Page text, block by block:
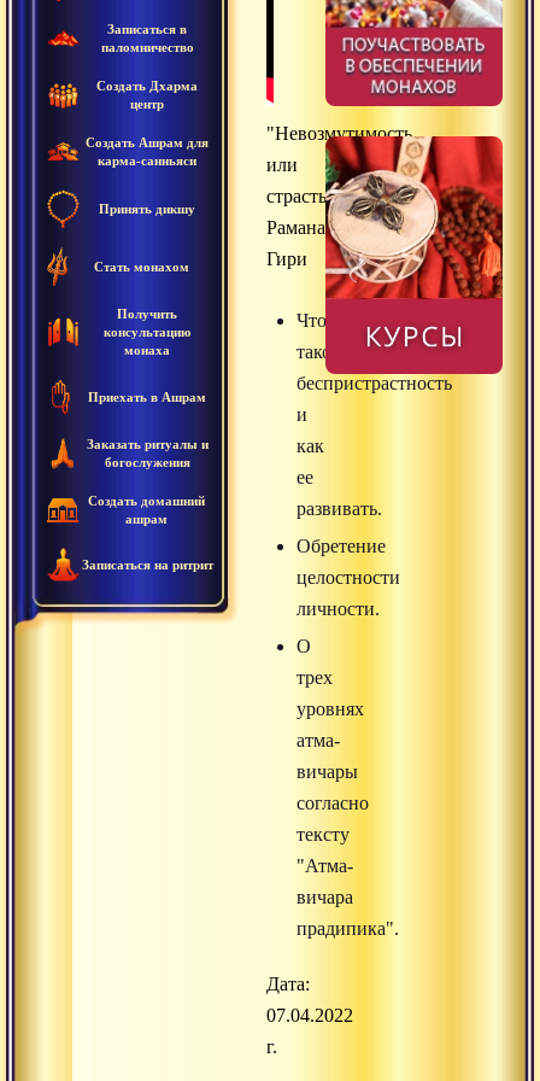
Записаться в
паломничество
Создать Дхарма
центр
Создать Ашрам для
карма-санньяси
Принять дикшу
Стать монахом
Получить
консультацию
монаха
Приехать в Ашрам
Заказать ритуалы и
богослужения
Создать домашний
ашрам
Записаться на ритрит
"Невозмутимость
или
страсть",
Раманатха
Гири
Что
такое
беспристрастность
и
как
ее
развивать.
Обретение
целостности
личности.
О
трех
уровнях
атма-
вичары
согласно
тексту
"Атма-
вичара
прадипика".
Дата:
07.04.2022
г.